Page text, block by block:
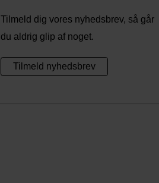
Tilmeld dig vores nyhedsbrev, så går
du aldrig glip af noget.
Tilmeld nyhedsbrev